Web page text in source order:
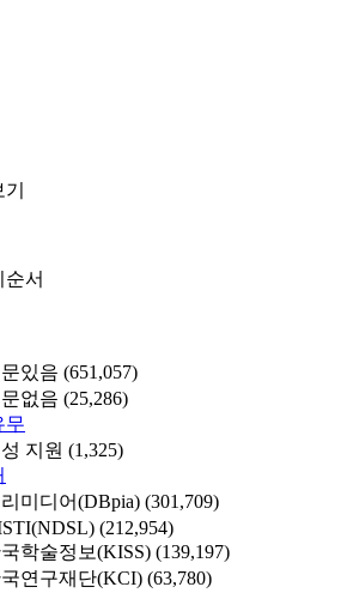
서
있음 (651,057)
없음 (25,286)
무
지원 (1,325)
미디어(DBpia) (301,709)
(212,954)
학술정보(KISS) (139,197)
연구재단(KCI) (63,780)